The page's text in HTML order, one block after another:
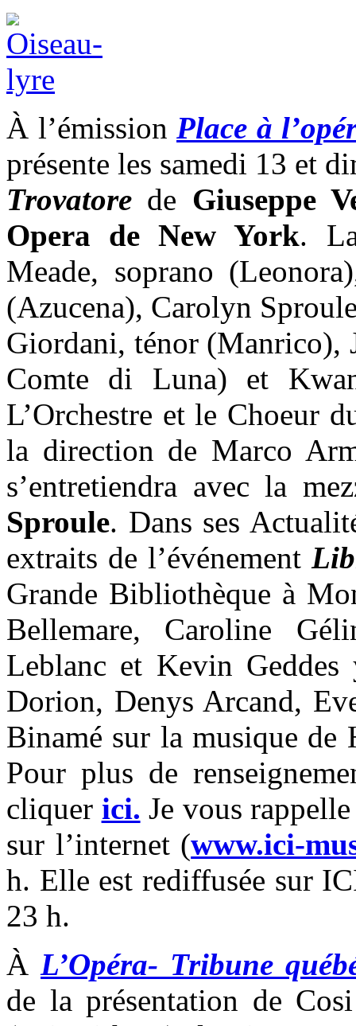
À l’émission Place à
présente les samedi 13 et
Trovatore de Giuseppe
Opera de New York.
Meade, soprano
(Azucena), Carolyn
Giordani, ténor (Manrico),
Comte di Luna) et
L’Orchestre et le Choeur
la direction de Marco
s’entretiendra avec la
Sproule. Dans ses
extraits de l’événement
Grande Bibliothèque à
Bellemare, Caroline
Leblanc et Kevin
Dorion, Denys Arcand,
Binamé sur la musique
Pour plus de
cliquer ici. Je vous
sur l’internet (www.ici-
h. Elle est rediffusée sur
23 h.
À L’Opéra- Tribune
de la présentation de